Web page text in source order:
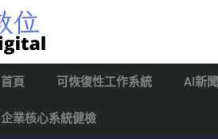
首頁 可恢復性工作系統 AI新聞
企業核心系統健檢